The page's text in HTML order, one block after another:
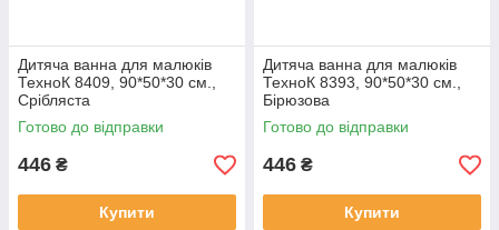
Дитяча ванна для малюків
ТехноК 8409, 90*50*30 см.,
Срібляста
Готово до відправки
446 ₴
Купити
Дитяча ванна для малюків
ТехноК 8393, 90*50*30 см.,
Бірюзова
Готово до відправки
446 ₴
Купити